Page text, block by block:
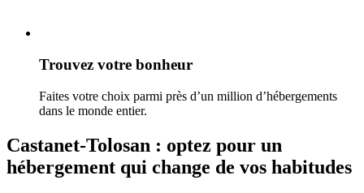
Trouvez votre bonheur
Faites votre choix parmi près d’un million d’hébergements
dans le monde entier.
Castanet-Tolosan : optez pour un
hébergement qui change de vos habitudes